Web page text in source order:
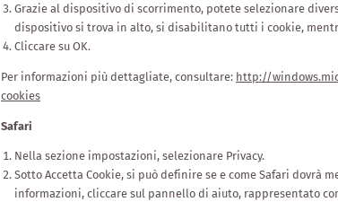
Grazie al dispositivo di scorrimento, potete selezionare
dispositivo si trova in alto, si disabilitano tutti i cookie,
Cliccare su OK.
Per informazioni più dettagliate, consultare: http://
cookies
Safari
Nella sezione impostazioni, selezionare Privacy.
Sotto Accetta Cookie, si può definire se e come Safari dovrà
informazioni, cliccare sul pannello di aiuto, rappresentato